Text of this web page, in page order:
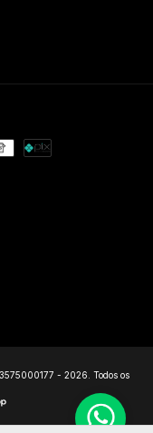
- 2026. Todos os